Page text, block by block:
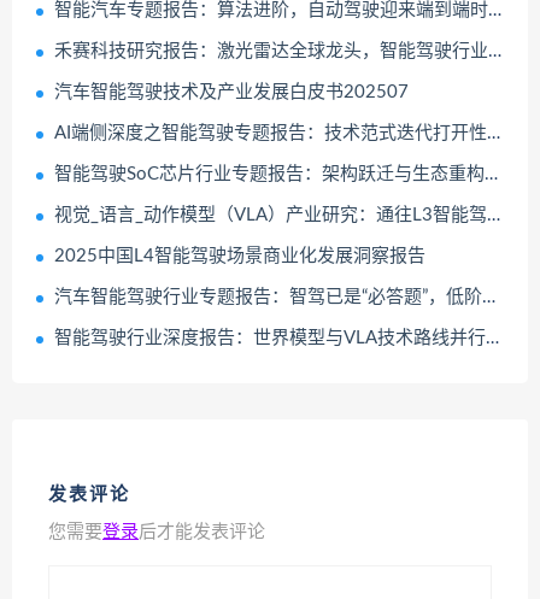
智能汽车专题报告：算法进阶，自动驾驶迎来端到端时代
禾赛科技研究报告：激光雷达全球龙头，智能驾驶行业爆发
汽车智能驾驶技术及产业发展白皮书202507
AI端侧深度之智能驾驶专题报告：技术范式迭代打开性能上限，竞争、监管、应用加速高阶智驾落地
智能驾驶SoC芯片行业专题报告：架构跃迁与生态重构下的国产化机遇
视觉_语言_动作模型（VLA）产业研究：通往L3智能驾驶与具身智能之钥
2025中国L4智能驾驶场景商业化发展洞察报告
汽车智能驾驶行业专题报告：智驾已是“必答题”，低阶配置平权与高阶功能落地共振
智能驾驶行业深度报告：世界模型与VLA技术路线并行发展
发表评论
您需要登录后才能发表评论